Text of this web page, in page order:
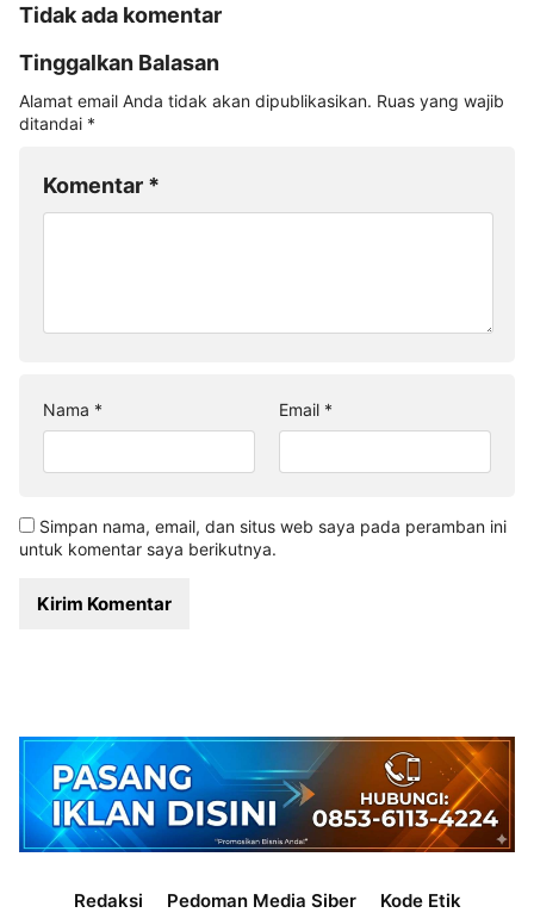
Tidak ada komentar
Tinggalkan Balasan
Alamat email Anda tidak akan dipublikasikan. Ruas yang wajib
ditandai *
Komentar *
Nama * Email *
Simpan nama, email, dan situs web saya pada peramban ini
untuk komentar saya berikutnya.
Redaksi Pedoman Media Siber Kode Etik